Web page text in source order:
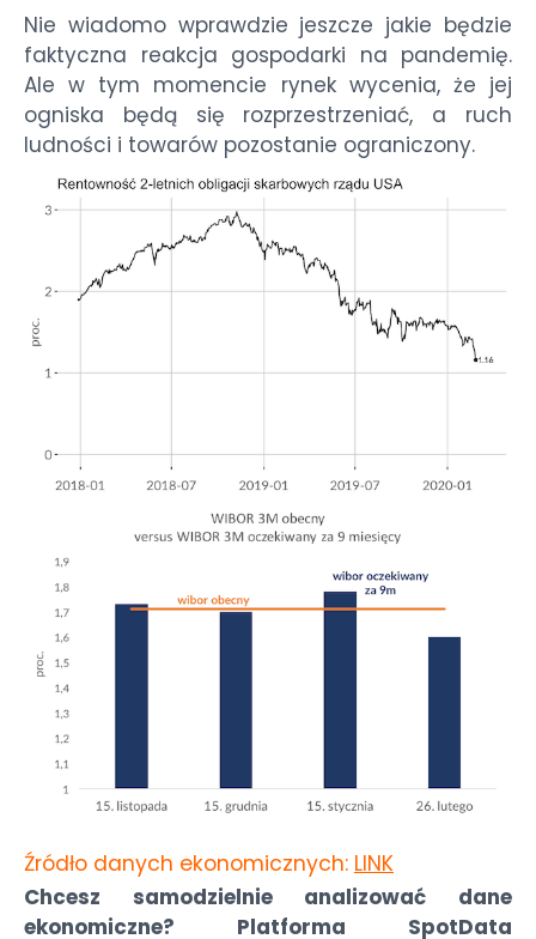
Nie wiadomo wprawdzie jeszcze jakie będzie
faktyczna reakcja gospodarki na pandemię.
Ale w tym momencie rynek wycenia, że jej
ogniska będą się rozprzestrzeniać, a ruch
ludności i towarów pozostanie ograniczony.
Źródło danych ekonomicznych: LINK
Chcesz samodzielnie analizować dane
ekonomiczne? Platforma SpotData